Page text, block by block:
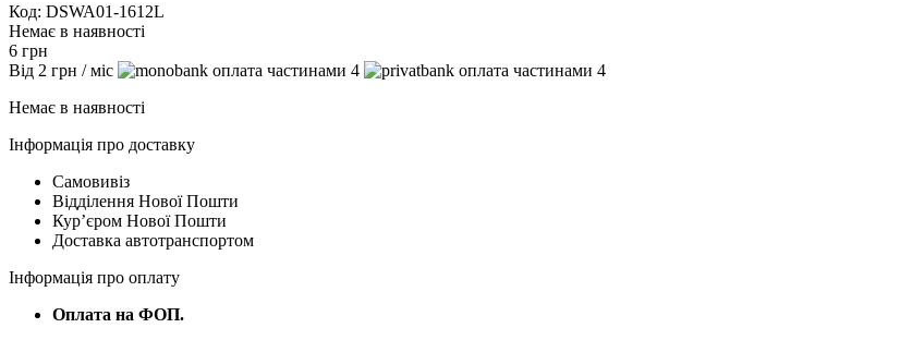
Код: DSWA01-1612L
Немає в наявності
6 грн
Від 2 грн / міс 4
4
Немає в наявності
Інформація про доставку
Самовивіз
Відділення Нової Пошти
Курʼєром Нової Пошти
Доставка автотранспортом
Інформація про оплату
Оплата на ФОП.